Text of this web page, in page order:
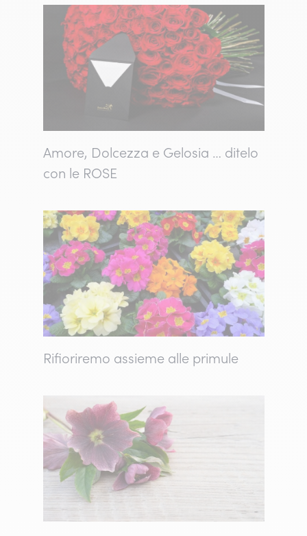
Amore, Dolcezza e Gelosia … ditelo
con le ROSE
Rifioriremo assieme alle primule